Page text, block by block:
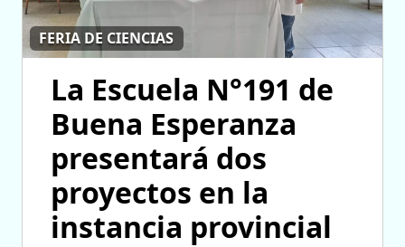
FERIA DE CIENCIAS
La Escuela N°191 de
Buena Esperanza
presentará dos
proyectos en la
instancia provincial